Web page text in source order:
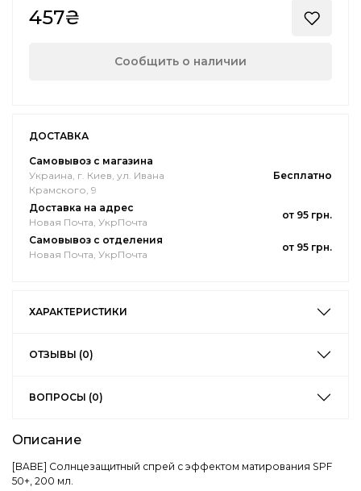
457₴
Сообщить о наличии
ДОСТАВКА
Самовывоз с магазина
Украина, г. Киев, ул. Ивана
Крамского, 9
Бесплатно
Доставка на адрес
Новая Почта, УкрПочта
от 95 грн.
Самовывоз с отделения
Новая Почта, УкрПочта
от 95 грн.
ХАРАКТЕРИСТИКИ
ОТЗЫВЫ (0)
ВОПРОСЫ (0)
Описание
[BABE] Солнцезащитный спрей с эффектом матирования SPF
50+, 200 мл.